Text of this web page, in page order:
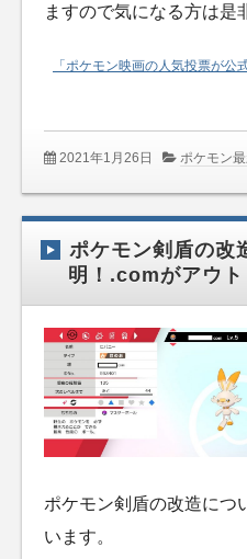
ますので気になる方は是
「ポケモン映画の人気投票が
2021年1月26日 ポケモン
ポケモン剣盾の改
明！.comがアウト
ポケモン剣盾の改造につ
います。